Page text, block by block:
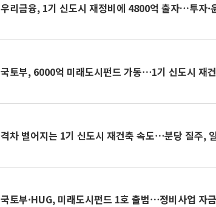
우리금융, 1기 신도시 재정비에 4800억 출자…투자·
국토부, 6000억 미래도시펀드 가동⋯1기 신도시 재건
격차 벌어지는 1기 신도시 재건축 속도⋯분당 질주,
국토부·HUG, 미래도시펀드 1호 출범⋯정비사업 자